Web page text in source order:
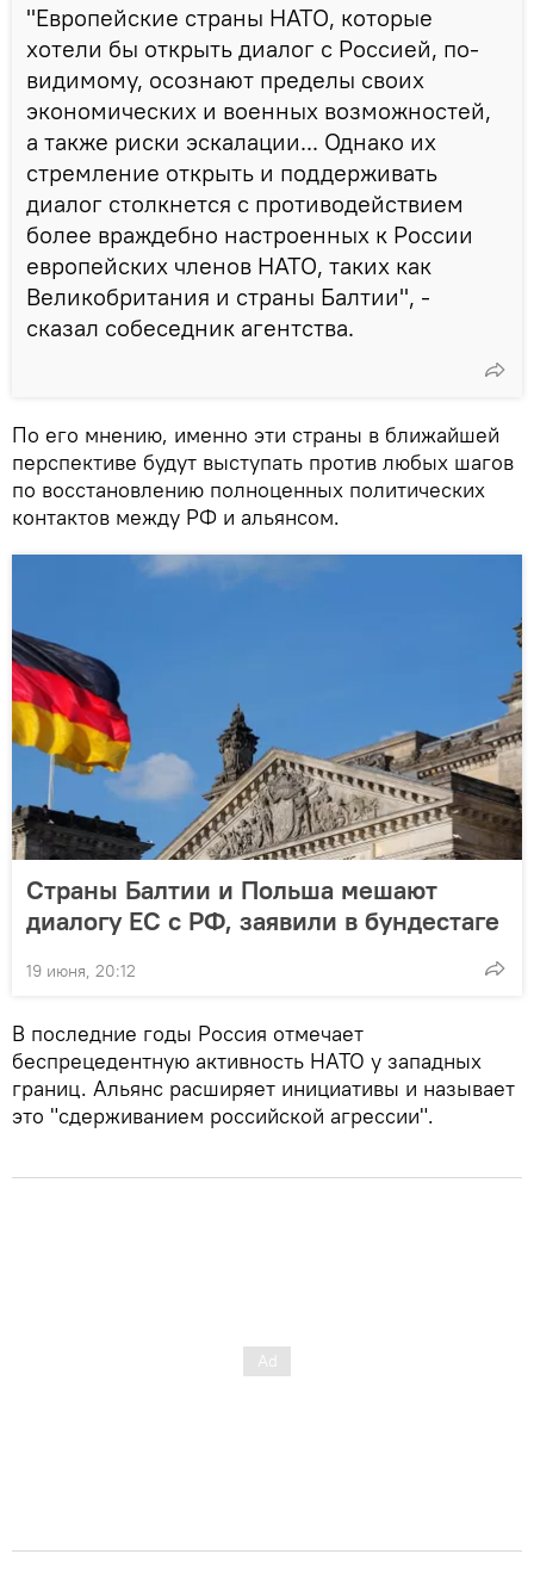
"Европейские страны НАТО, которые
хотели бы открыть диалог с Россией, по-
видимому, осознают пределы своих
экономических и военных возможностей,
а также риски эскалации... Однако их
стремление открыть и поддерживать
диалог столкнется с противодействием
более враждебно настроенных к России
европейских членов НАТО, таких как
Великобритания и страны Балтии", -
сказал собеседник агентства.
По его мнению, именно эти страны в ближайшей
перспективе будут выступать против любых шагов
по восстановлению полноценных политических
контактов между РФ и альянсом.
Страны Балтии и Польша мешают
диалогу ЕС с РФ, заявили в бундестаге
19 июня, 20:12
В последние годы Россия отмечает
беспрецедентную активность НАТО у западных
границ. Альянс расширяет инициативы и называет
это "сдерживанием российской агрессии".